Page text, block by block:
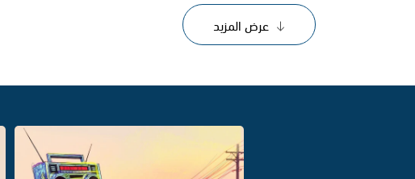
عرض المزيد